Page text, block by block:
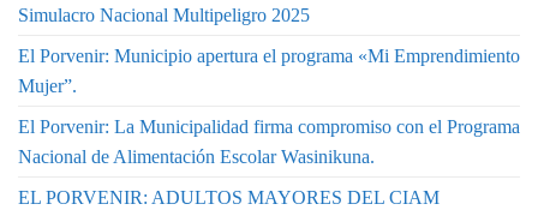
Simulacro Nacional Multipeligro 2025
El Porvenir: Municipio apertura el programa «Mi Emprendimiento
Mujer”.
El Porvenir: La Municipalidad firma compromiso con el Programa
Nacional de Alimentación Escolar Wasinikuna.
EL PORVENIR: ADULTOS MAYORES DEL CIAM